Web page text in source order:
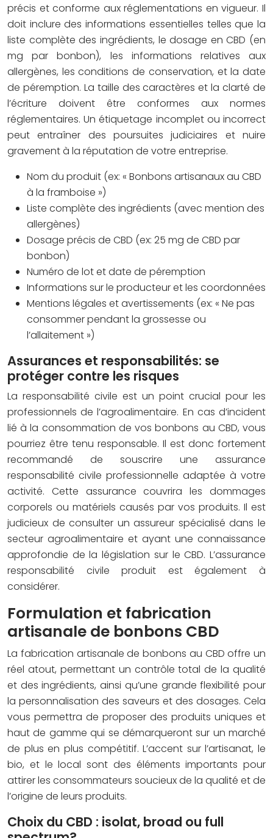
précis et conforme aux réglementations en vigueur. Il
doit inclure des informations essentielles telles que la
liste complète des ingrédients, le dosage en CBD (en
mg par bonbon), les informations relatives aux
allergènes, les conditions de conservation, et la date
de péremption. La taille des caractères et la clarté de
l’écriture doivent être conformes aux normes
réglementaires. Un étiquetage incomplet ou incorrect
peut entraîner des poursuites judiciaires et nuire
gravement à la réputation de votre entreprise.
Nom du produit (ex: « Bonbons artisanaux au CBD
à la framboise »)
Liste complète des ingrédients (avec mention des
allergènes)
Dosage précis de CBD (ex: 25 mg de CBD par
bonbon)
Numéro de lot et date de péremption
Informations sur le producteur et les coordonnées
Mentions légales et avertissements (ex: « Ne pas
consommer pendant la grossesse ou
l’allaitement »)
Assurances et responsabilités: se
protéger contre les risques
La responsabilité civile est un point crucial pour les
professionnels de l’agroalimentaire. En cas d’incident
lié à la consommation de vos bonbons au CBD, vous
pourriez être tenu responsable. Il est donc fortement
recommandé de souscrire une assurance
responsabilité civile professionnelle adaptée à votre
activité. Cette assurance couvrira les dommages
corporels ou matériels causés par vos produits. Il est
judicieux de consulter un assureur spécialisé dans le
secteur agroalimentaire et ayant une connaissance
approfondie de la législation sur le CBD. L’assurance
responsabilité civile produit est également à
considérer.
Formulation et fabrication
artisanale de bonbons CBD
La fabrication artisanale de bonbons au CBD offre un
réel atout, permettant un contrôle total de la qualité
et des ingrédients, ainsi qu’une grande flexibilité pour
la personnalisation des saveurs et des dosages. Cela
vous permettra de proposer des produits uniques et
haut de gamme qui se démarqueront sur un marché
de plus en plus compétitif. L’accent sur l’artisanat, le
bio, et le local sont des éléments importants pour
attirer les consommateurs soucieux de la qualité et de
l’origine de leurs produits.
Choix du CBD : isolat, broad ou full